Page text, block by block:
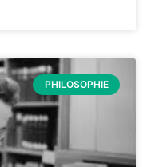
PHILOSOPHIE